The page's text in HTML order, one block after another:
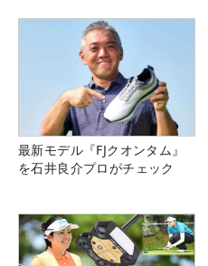
最新モデル『FJクオンタム』
を石井良介プロがチェック